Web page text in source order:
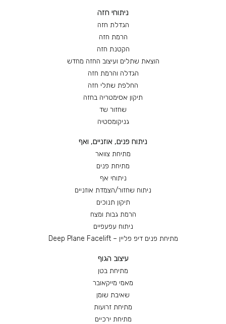
ניתוחי חזה
הגדלת חזה
הרמת חזה
הקטנת חזה
הוצאת שתלים ועיצוב החזה מחדש
הגדלה והרמת חזה
החלפת שתלי חזה
תיקון אסימטריה בחזה
שחזור שד
גניקומסטיה
ניתוח פנים, אוזניים, ואף
מתיחת צוואר
מתיחת פנים
ניתוחי אף
ניתוח שחזור/הצמדת אוזניים
תיקון תנוכים
הרמת גבות ומצח
ניתוח עפעפיים
מתיחת פנים דיפ פליין – Deep Plane Facelift
עיצוב הגוף
מתיחת בטן
מאמי מייקאובר
שאיבת שומן
מתיחת זרועות
מתיחת ירכיים